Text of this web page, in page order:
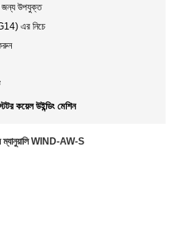
জন্য উপযুক্ত
এর নিচে
কয়েল উইন্ডিং মেশিন
ম্যানুয়ালি WIND-AW-S